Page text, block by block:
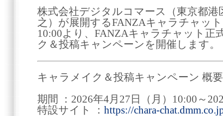
株式会社デジタルコマース（東京都港
之）が展開するFANZAキャラチャッ
10:00より、FANZAキャラチャット正
ク＆投稿キャンペーンを開催します。
キャラメイク＆投稿キャンペーン 概要
期間 ：2026年4月27日（月）10:00～
特設サイト ： https://chara-